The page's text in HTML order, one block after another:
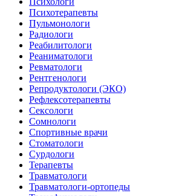
Психотерапевты
Пульмонологи
Радиологи
Реабилитологи
Реаниматологи
Ревматологи
Рентгенологи
Репродуктологи (ЭКО)
Рефлексотерапевты
Сексологи
Сомнологи
Спортивные врачи
Стоматологи
Сурдологи
Терапевты
Травматологи
Травматологи-ортопеды